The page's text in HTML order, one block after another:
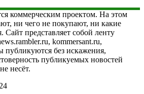
коммерческим проектом. На этом
ни чего не покупают, ни какие
Сайт представляет собой ленту
kommersant.ru,
публикуются без искажения,
публикуемых новостей
несёт.